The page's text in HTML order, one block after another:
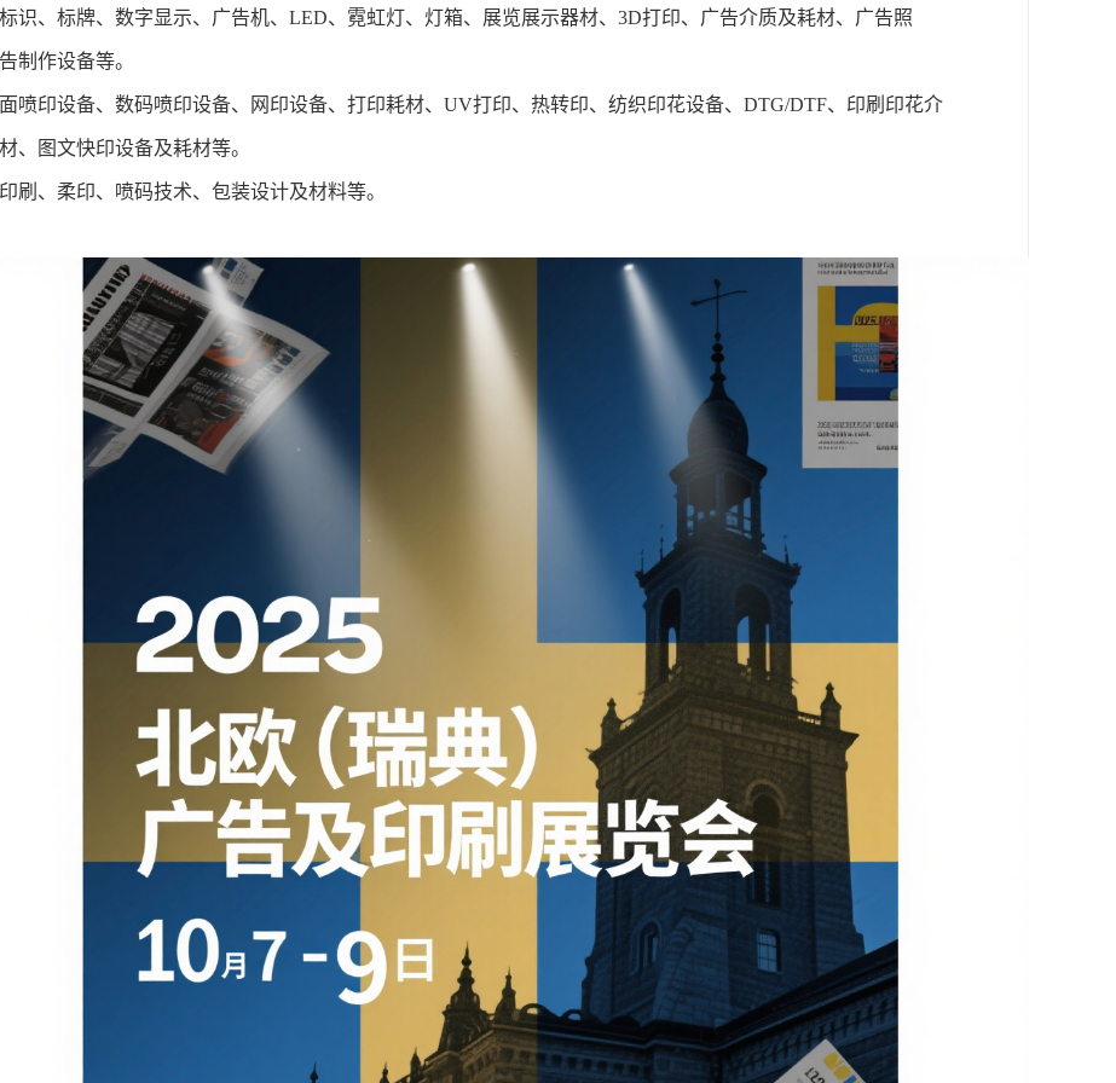
识、标牌、 数字显示、广告机、 LED、 霓虹灯、 灯箱、展览展示器材、 3D打印、广告介质及耗材、广告照
制作设备等。
喷印设备、数码喷印设备、网印设备、打印耗材、 UV打印、 热转印、纺织印花设备、 DTG/DTF、 印刷 印花介
、 图文快印设备及耗材等。
刷、柔印、喷码技术、包装设计及材料等。